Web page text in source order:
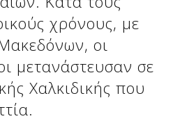
χρόνους, με
οι
μετανάστευσαν σε
Χαλκιδικής που